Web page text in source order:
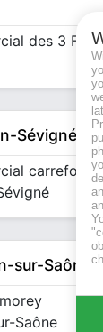
des 3
Sévigné
carrefour
sur-Saône
Saône